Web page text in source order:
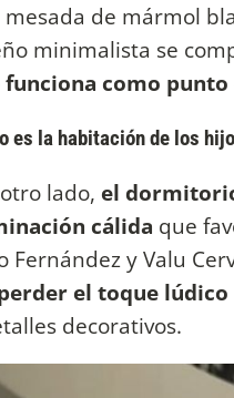
de mármol
minimalista se
funciona como
es la habitación de los
lado, el
cálida que
Fernández y Valu
el toque lúdico
decorativos.